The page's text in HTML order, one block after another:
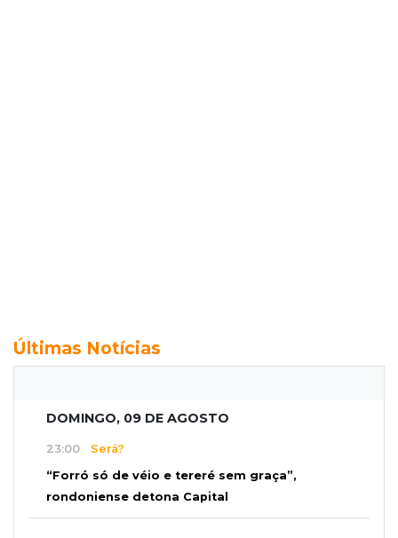
Últimas Notícias
DOMINGO, 09 DE AGOSTO
23:00 Será?
“Forró só de véio e tereré sem graça”,
rondoniense detona Capital